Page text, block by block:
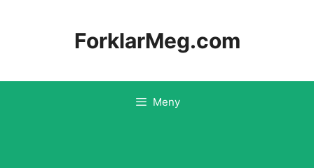
ForklarMeg.com
Meny